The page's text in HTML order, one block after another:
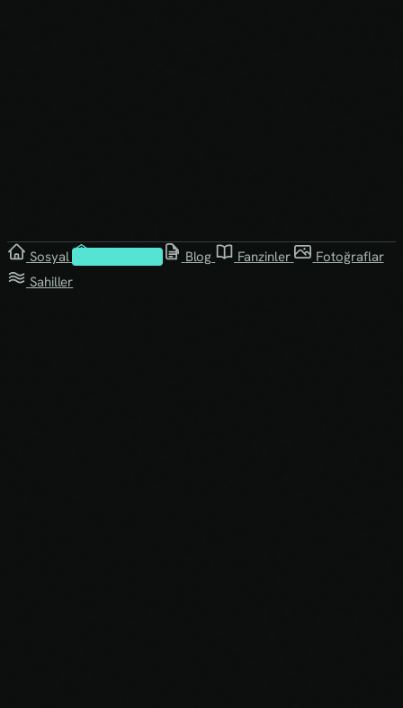
Sosyal Blog Fanzinler
Fotoğraflar
Sahiller